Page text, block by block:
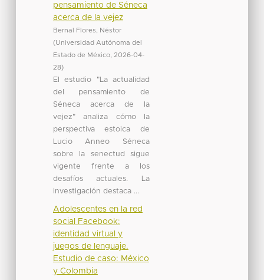
pensamiento de Séneca
acerca de la vejez
Bernal Flores, Néstor
(Universidad Autónoma del
Estado de México, 2026-04-
28)
El estudio "La actualidad
del pensamiento de
Séneca acerca de la
vejez" analiza cómo la
perspectiva estoica de
Lucio Anneo Séneca
sobre la senectud sigue
vigente frente a los
desafíos actuales. La
investigación destaca ...
Adolescentes en la red
social Facebook:
identidad virtual y
juegos de lenguaje.
Estudio de caso: México
y Colombia